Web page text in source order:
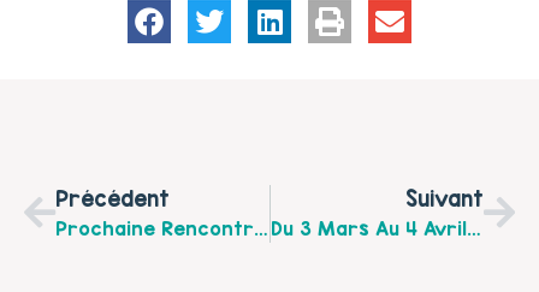
Précédent
Prochaine Rencontre Du Collectif Familles Du CSCI D'Hucqueliers Et Environs Le Mercredi 19 Février 2020 De 14 H À 17 H
Suivant
Du 3 Mars Au 4 Avril Un Mois [extra]ordinaire Pour Changer Notre Regard Sur Le Handicap À La Médiathèque D'Auchy-Lès-Hesdin